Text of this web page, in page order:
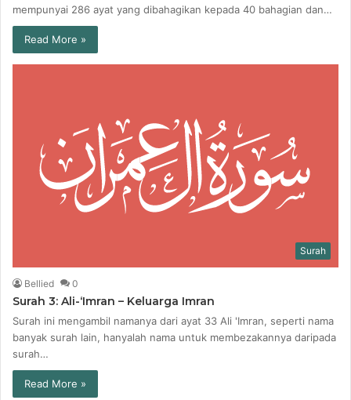
mempunyai 286 ayat yang dibahagikan kepada 40 bahagian dan…
Read More »
Surah
Bellied 0
Surah 3: Ali-‘Imran – Keluarga Imran
Surah ini mengambil namanya dari ayat 33 Ali 'Imran, seperti nama
banyak surah lain, hanyalah nama untuk membezakannya daripada
surah…
Read More »